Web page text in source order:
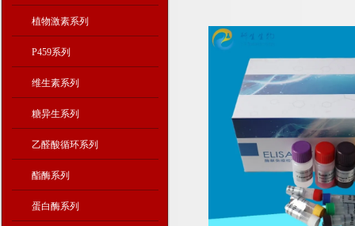
植物激素系列
P459系列
维生素系列
糖异生系列
乙醛酸循环系列
酯酶系列
蛋白酶系列